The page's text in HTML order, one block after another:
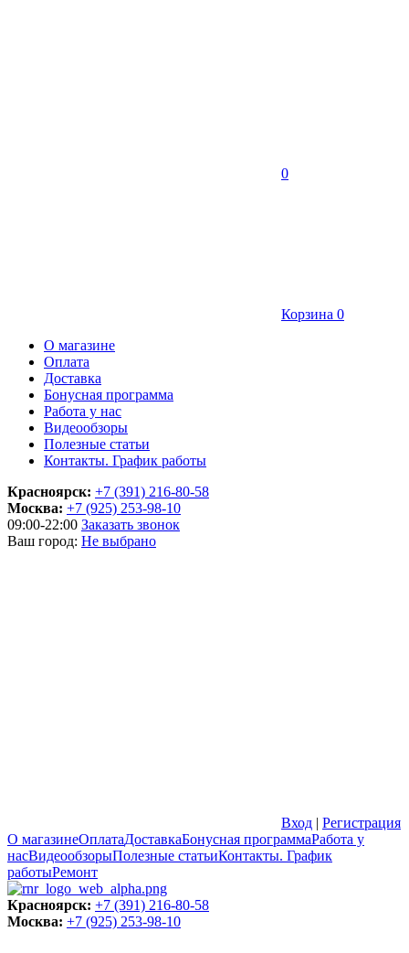
0
Корзина 0
О магазине
Оплата
Доставка
Бонусная программа
Работа у нас
Видеообзоры
Полезные статьи
Контакты. График работы
Красноярск: +7 (391) 216-80-58
Москва: +7 (925) 253-98-10
09:00-22:00 Заказать звонок
Ваш город: Не выбрано
Вход | Регистрация
О магазинеОплатаДоставкаБонусная программаРабота у
насВидеообзорыПолезные статьиКонтакты. График
работыРемонт
Красноярск: +7 (391) 216-80-58
Москва: +7 (925) 253-98-10